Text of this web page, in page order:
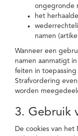
ongegronde
het
namen
Wanneer een
namen aanmatigt
feiten in
Strafvordering
worden
3. Gebruik
De cookies van